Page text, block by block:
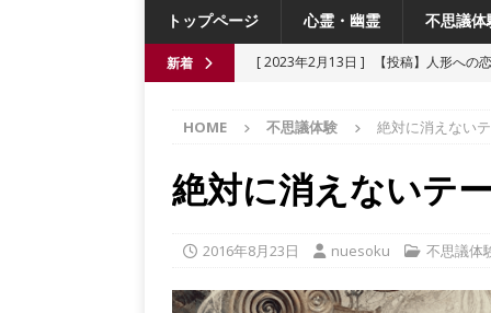
トップページ 心霊・幽霊 不思議体
新着 [ 2023年2月13日 ]
【投稿】人形への
[ 2021年6月13日 ]
チチケゥ
都市
[ 2021年6月13日 ]
ニュータウン祟り
[ 2023年4月4日 ]
【投稿】厄祓い
HOME 不思議体験 絶対に消えない
絶対に消えないテ
2016年8月23日 nuesoku 不思議体